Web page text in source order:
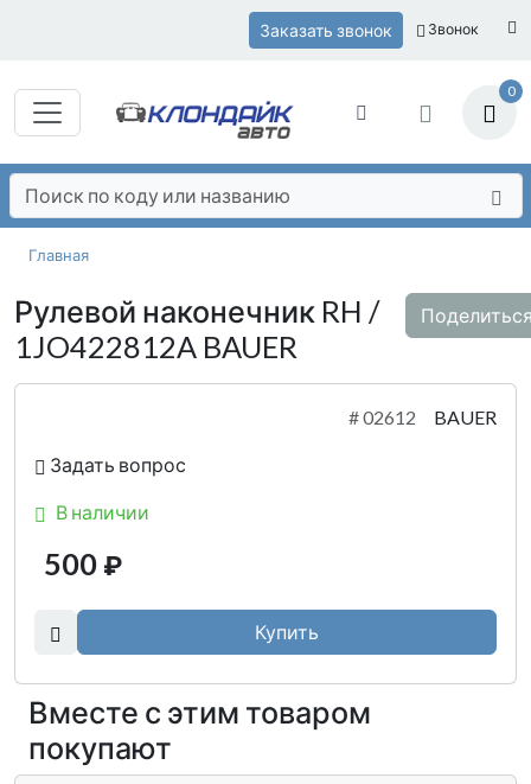
Заказать звонок Звонок
0
Главная
Рулевой наконечник RH /
1JO422812A BAUER
#02612 BAUER
Задать вопрос
В наличии
500 ₽
Купить
Вместе с этим товаром
покупают